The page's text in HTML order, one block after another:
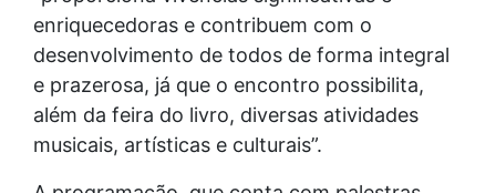
enriquecedoras e contribuem com o
desenvolvimento de todos de forma integral
e prazerosa, já que o encontro possibilita,
além da feira do livro, diversas atividades
musicais, artísticas e culturais”.